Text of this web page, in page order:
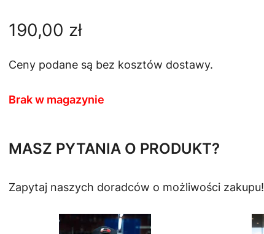
190,00 zł
Ceny podane są bez kosztów dostawy.
Brak w magazynie
MASZ PYTANIA O PRODUKT?
Zapytaj naszych doradców o możliwości zakupu!